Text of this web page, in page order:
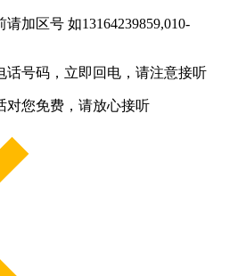
加区号 如13164239859,010-
话号码，立即回电，请注意接听
对您免费，请放心接听